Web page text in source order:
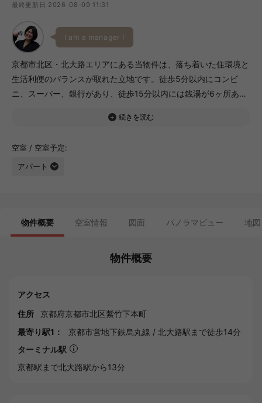
最終更新日 2026-08-09 11:31
I am a manager !
京都市北区・北大路エリアにある当物件は、落ち着いた住環境と
生活利便のバランスが取れた立地です。徒歩5分以内にコンビ
ニ、スーパー、銀行があり、徒歩15分以内には銭湯が6ヶ所あり
間取りです。各部屋に収納とエアコンを備え、季節を問わず過ご
しやすく、日常の買い物や自然を身近に感じられる地域です。
空室 / 空室予定
アパート
物件概要 空室情報 図面 パノラマビュー 地図
物件概要
アクセス
住所
京都府京都市北区紫竹下本町
最寄り駅1：
京都市営地下鉄烏丸線 / 北大路駅 まで徒歩14分
ターミナル駅
京都駅まで北大路駅から13分